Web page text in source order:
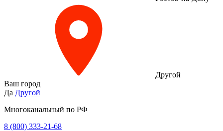
Другой
Ваш город
Да Другой
Многоканальный по РФ
8 (800) 333‑21-68